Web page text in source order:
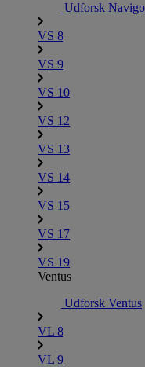
Udforsk Navigo
VS 8
VS 9
VS 10
VS 12
VS 13
VS 14
VS 15
VS 17
VS 19
Ventus
Udforsk Ventus
VL 8
VL 9